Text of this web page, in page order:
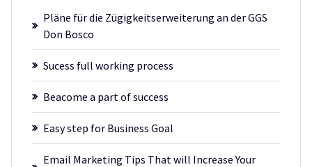
Pläne für die Zügigkeitserweiterung an der GGS
Don Bosco
Sucess full working process
Beacome a part of success
Easy step for Business Goal
Email Marketing Tips That will Increase Your